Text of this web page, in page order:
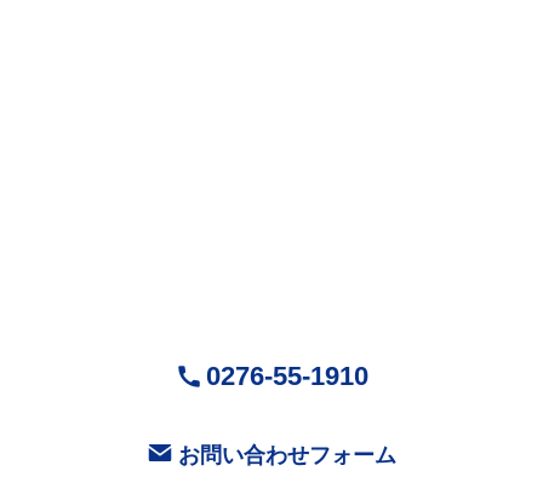
0276-55-1910
お問い合わせフォーム